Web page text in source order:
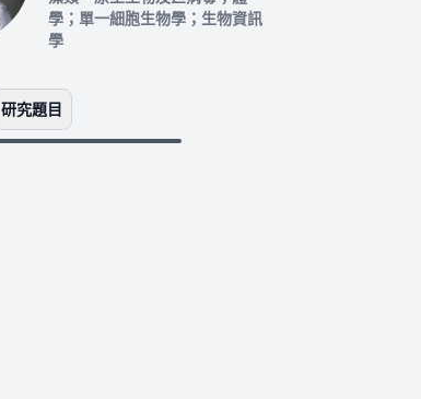
學；單一細胞生物學；生物資訊
學
研究題目